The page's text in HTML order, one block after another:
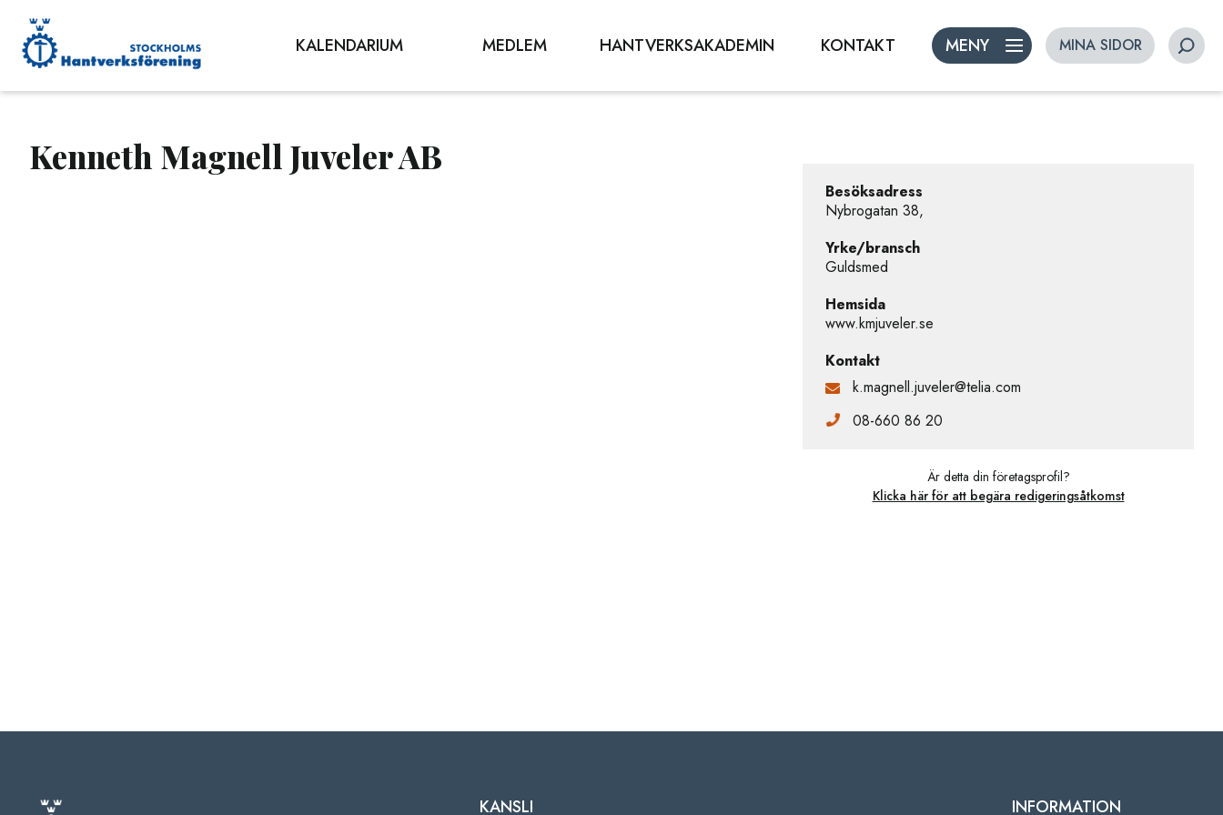
MENY
KALENDARIUM MEDLEM HANTVERKSAKADEMIN KONTAKT MINA SIDOR
Kenneth Magnell Juveler AB
Besöksadress
Nybrogatan 38,
Yrke/bransch
Guldsmed
Hemsida
www.kmjuveler.se
Kontakt
k.magnell.juveler@telia.com
08-660 86 20
Är detta din företagsprofil?
Klicka här för att begära redigeringsåtkomst
KANSLI INFORMATION